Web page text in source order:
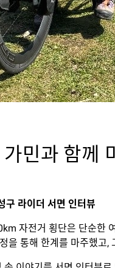
민과 함께
구 라이더 서면 인터뷰
자전거 횡단은 단순한
을 통해 한계를 마주했고